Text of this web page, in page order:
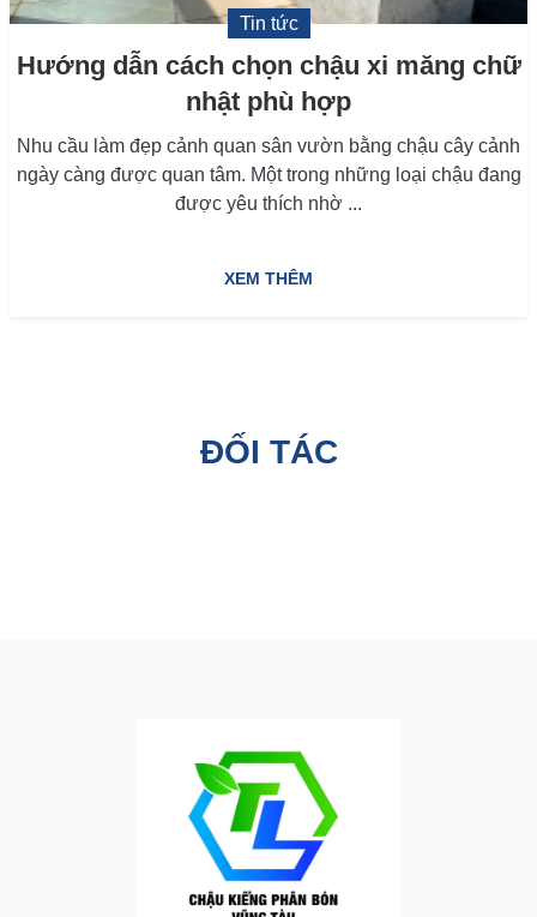
Tin tức
Hướng dẫn cách chọn chậu xi măng chữ
nhật phù hợp
Nhu cầu làm đẹp cảnh quan sân vườn bằng chậu cây cảnh
ngày càng được quan tâm. Một trong những loại chậu đang
được yêu thích nhờ ...
XEM THÊM
ĐỐI TÁC